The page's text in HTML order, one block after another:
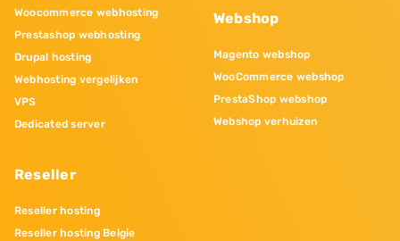
Woocommerce webhosting
Prestashop webhosting
Drupal hosting
Webhosting vergelijken
VPS
Dedicated server
Reseller
Reseller hosting
Reseller hosting Belgie
Webshop
Magento webshop
WooCommerce webshop
PrestaShop webshop
Webshop verhuizen